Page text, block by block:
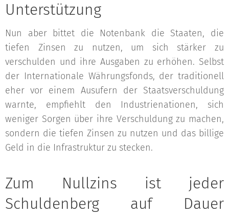
Unterstützung
Nun aber bittet die Notenbank die Staaten, die
tiefen Zinsen zu nutzen, um sich stärker zu
verschulden und ihre Ausgaben zu erhöhen. Selbst
der Internationale Währungsfonds, der traditionell
eher vor einem Ausufern der Staatsverschuldung
warnte, empfiehlt den Industrienationen, sich
weniger Sorgen über ihre Verschuldung zu machen,
sondern die tiefen Zinsen zu nutzen und das billige
Geld in die Infrastruktur zu stecken.
Zum Nullzins ist jeder
Schuldenberg auf Dauer